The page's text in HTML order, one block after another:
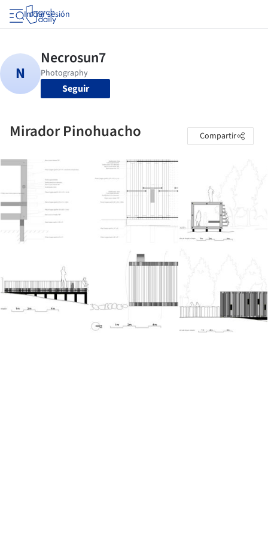
Iniciar sesión
Seguir
Mirador Pinohuacho Compartir